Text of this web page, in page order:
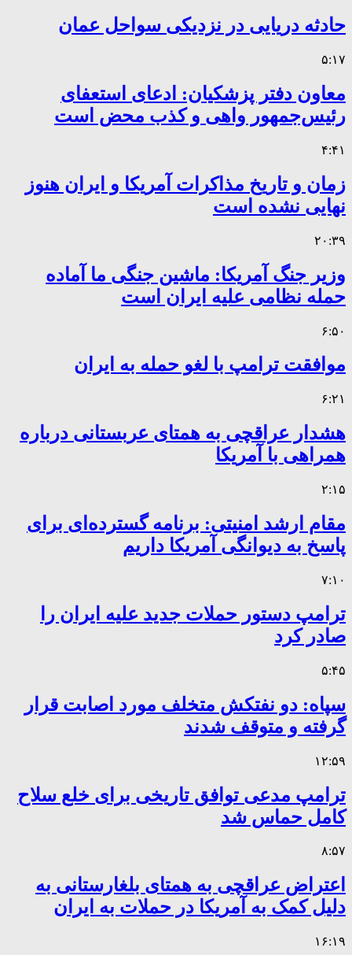
حادثه دریایی در نزدیکی سواحل عمان
۵:۱۷
معاون دفتر پزشکیان: ادعای استعفای
رئیس‌جمهور واهی و کذب محض است
۴:۴۱
زمان و تاریخ مذاکرات آمریکا و ایران هنوز
نهایی نشده است
۲۰:۳۹
وزیر جنگ آمریکا: ماشین جنگی ما آماده
حمله نظامی علیه ایران است
۶:۵۰
موافقت ترامپ با لغو حمله به ایران
۶:۲۱
هشدار عراقچی به همتای عربستانی درباره
همراهی با آمریکا
۲:۱۵
مقام ارشد امنیتی: برنامه گسترده‌ای برای
پاسخ به دیوانگی آمریکا داریم
۷:۱۰
ترامپ دستور حملات جدید علیه ایران را
صادر کرد
۵:۴۵
سپاه: دو نفتکش متخلف مورد اصابت قرار
گرفته و متوقف شدند
۱۲:۵۹
ترامپ مدعی توافق تاریخی برای خلع سلاح
کامل حماس شد
۸:۵۷
اعتراض عراقچی به همتای بلغارستانی به
دلیل کمک به آمریکا در حملات به ایران
۱۶:۱۹